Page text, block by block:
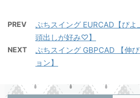
PREV
ぷちスイング EURCAD【ぴ
頭出しが好み♡】
NEXT
ぷちスイング GBPCAD 【伸
ョン】